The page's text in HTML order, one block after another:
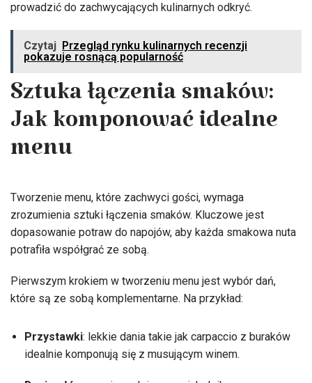
prowadzić do zachwycających kulinarnych odkryć.
Czytaj Przegląd rynku kulinarnych recenzji
pokazuje rosnącą popularność
Sztuka łączenia smaków:
Jak komponować idealne
menu
Tworzenie menu, które zachwyci gości, wymaga
zrozumienia sztuki łączenia smaków. Kluczowe jest
dopasowanie potraw do napojów, aby każda smakowa nuta
potrafiła współgrać ze sobą.
Pierwszym krokiem w tworzeniu menu jest wybór dań,
które są ze sobą komplementarne. Na przykład:
Przystawki: lekkie dania takie jak carpaccio z buraków
idealnie komponują się z musującym winem.